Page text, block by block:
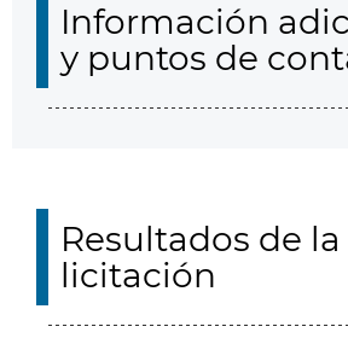
Información
y puntos de
Resultados de la
licitación